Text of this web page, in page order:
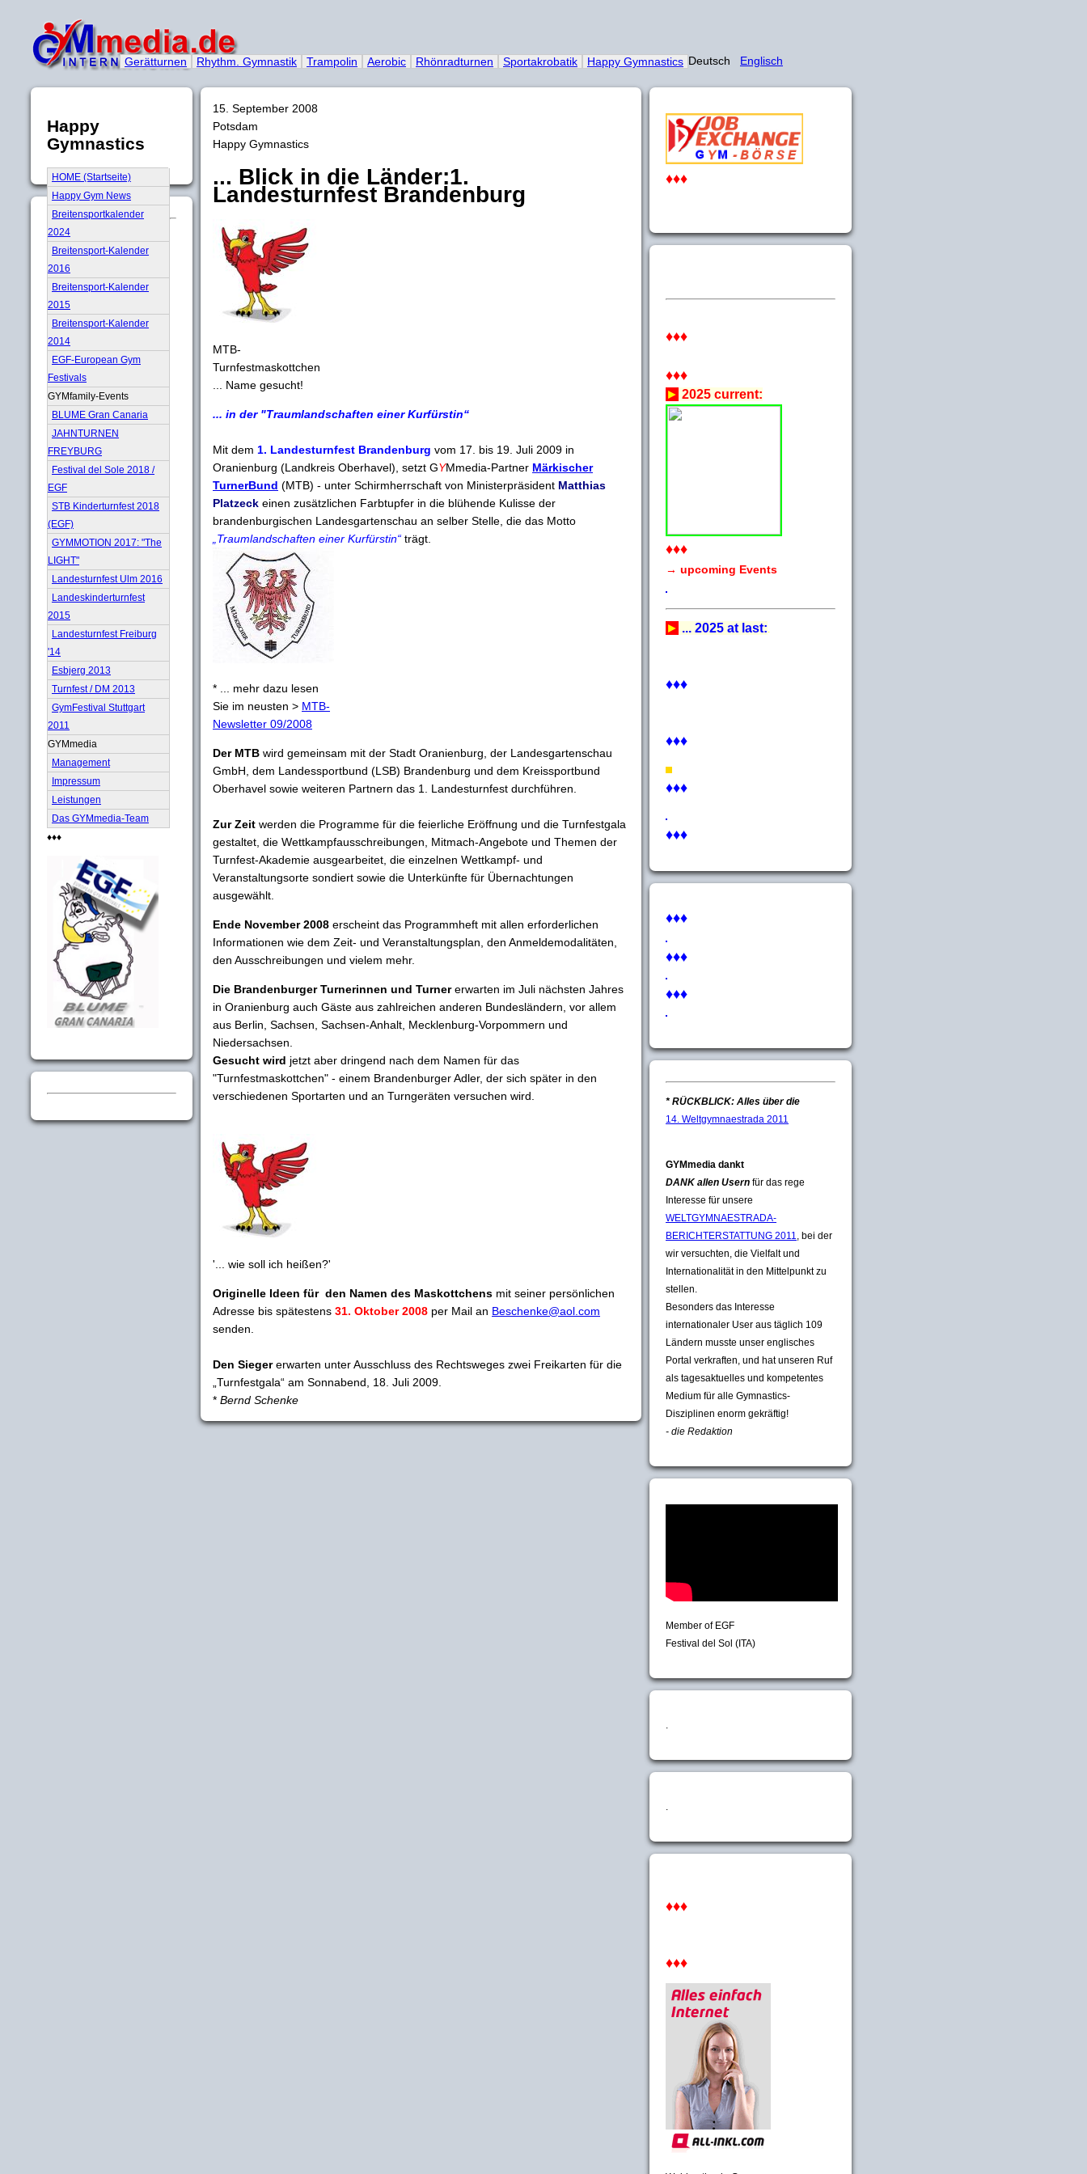
Gerätturnen Rhythm. Gymnastik Trampolin Aerobic Rhönradturnen Sportakrobatik Happy Gymnastics Deutsch Englisch
Happy
Gymnastics
HOME (Startseite)
Happy Gym News
Breitensportkalender
2024
Breitensport-Kalender
2016
Breitensport-Kalender
2015
Breitensport-Kalender
2014
EGF-European Gym
Festivals
GYMfamily-Events
BLUME Gran Canaria
JAHNTURNEN
FREYBURG
Festival del Sole 2018 /
EGF
STB Kinderturnfest 2018
(EGF)
GYMMOTION 2017: "The
LIGHT"
Landesturnfest Ulm 2016
Landeskinderturnfest
2015
Landesturnfest Freiburg
'14
Esbjerg 2013
Turnfest / DM 2013
GymFestival Stuttgart
2011
GYMmedia
Management
Impressum
Leistungen
Das GYMmedia-Team
♦♦♦
15. September 2008
Potsdam
Happy Gymnastics
... Blick in die Länder:1.
Landesturnfest Brandenburg
MTB-
Turnfestmaskottchen
... Name gesucht!
... in der "Traumlandschaften einer Kurfürstin“
Mit dem 1. Landesturnfest Brandenburg vom 17. bis 19. Juli 2009 in
Oranienburg (Landkreis Oberhavel), setzt GYMmedia-Partner Märkischer
TurnerBund (MTB) - unter Schirmherrschaft von Ministerpräsident Matthias
Platzeck einen zusätzlichen Farbtupfer in die blühende Kulisse der
brandenburgischen Landesgartenschau an selber Stelle, die das Motto
„Traumlandschaften einer Kurfürstin“ trägt.
* ... mehr dazu lesen
Sie im neusten > MTB-
Newsletter 09/2008
Der MTB wird gemeinsam mit der Stadt Oranienburg, der Landesgartenschau
GmbH, dem Landessportbund (LSB) Brandenburg und dem Kreissportbund
Oberhavel sowie weiteren Partnern das 1. Landesturnfest durchführen.
Zur Zeit werden die Programme für die feierliche Eröffnung und die Turnfestgala
gestaltet, die Wettkampfausschreibungen, Mitmach-Angebote und Themen der
Turnfest-Akademie ausgearbeitet, die einzelnen Wettkampf- und
Veranstaltungsorte sondiert sowie die Unterkünfte für Übernachtungen
ausgewählt.
Ende November 2008 erscheint das Programmheft mit allen erforderlichen
Informationen wie dem Zeit- und Veranstaltungsplan, den Anmeldemodalitäten,
den Ausschreibungen und vielem mehr.
Die Brandenburger Turnerinnen und Turnererwarten im Juli nächsten Jahres
in Oranienburg auch Gäste aus zahlreichen anderen Bundesländern, vor allem
aus Berlin, Sachsen, Sachsen-Anhalt, Mecklenburg-Vorpommern und
Niedersachsen.
Gesucht wird jetzt aber dringend nach dem Namen für das
"Turnfestmaskottchen" - einem Brandenburger Adler, der sich später in den
verschiedenen Sportarten und an Turngeräten versuchen wird.
'... wie soll ich heißen?'
Originelle Ideen für den Namen des Maskottchens mit seiner persönlichen
Adresse bis spätestens 31. Oktober 2008 per Mail an Beschenke@aol.com
senden.
Den Siegererwarten unter Ausschluss des Rechtsweges zwei Freikarten für die
„Turnfestgala“ am Sonnabend, 18. Juli 2009.
* Bernd Schenke
♦♦♦
♦♦♦
♦♦♦
► 2025 current:
♦♦♦
→ upcoming Events
► ... 2025 at last:.
♦♦♦
♦♦♦
♦♦♦
♦♦♦
♦♦♦
♦♦♦
♦♦♦
* RÜCKBLICK: Alles über die
14. Weltgymnaestrada 2011
GYMmedia dankt
DANK allen Usern für das rege
Interesse für unsere
WELTGYMNAESTRADA-
BERICHTERSTATTUNG 2011, bei der
wir versuchten, die Vielfalt und
Internationalität in den Mittelpunkt zu
stellen.
Besonders das Interesse
internationaler User aus täglich 109
Ländern musste unser englisches
Portal verkraften, und hat unseren Ruf
als tagesaktuelles und kompetentes
Medium für alle Gymnastics-
Disziplinen enorm gekräftig!
- die Redaktion
Member of EGF
Festival del Sol (ITA)
.
.
♦♦♦
♦♦♦